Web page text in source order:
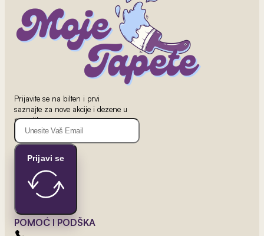
Dečiji Tapet 1
Prijavite se na bilten i prvi
saznajte za nove akcije i dezene u
ponudi!
Prijavi se
POMOĆ I PODŠKA